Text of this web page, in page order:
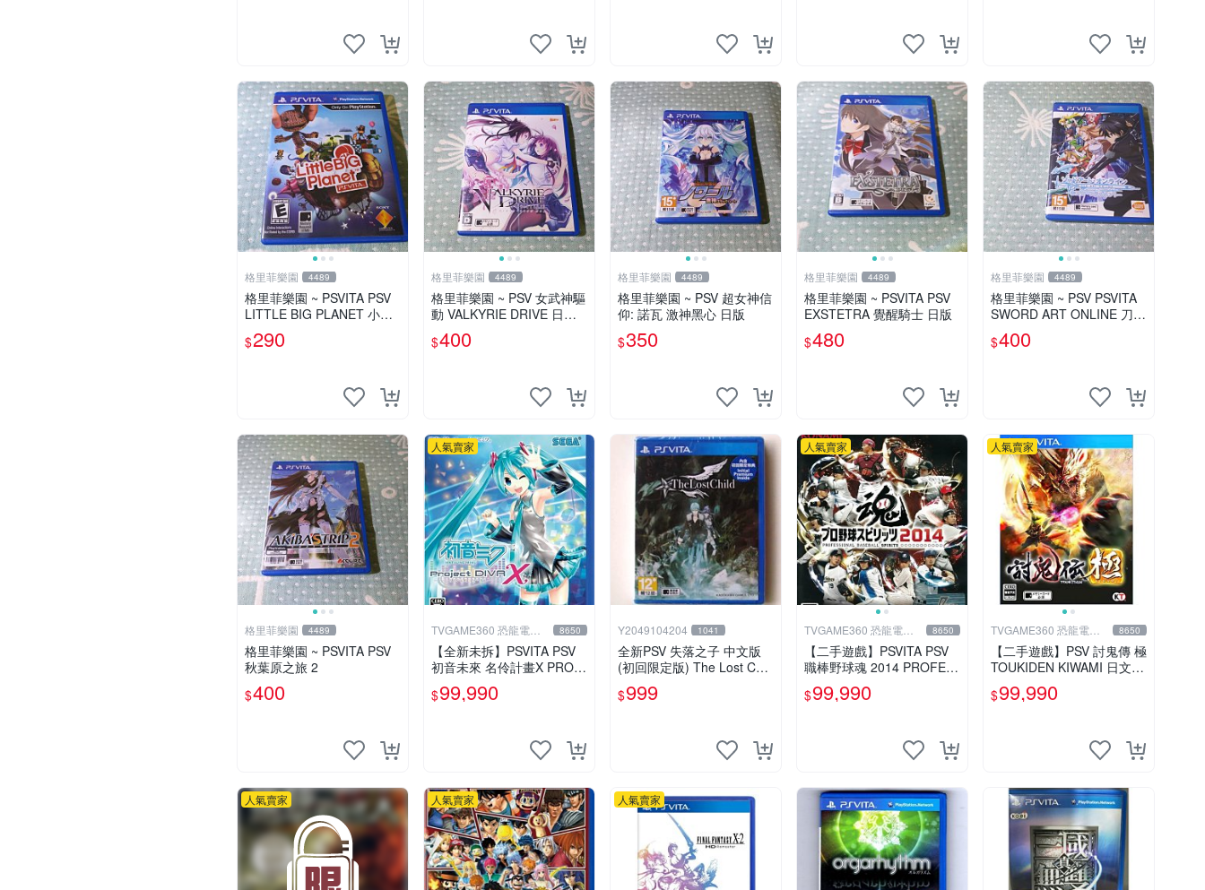
格里菲樂園 4489
格里菲樂園 ~ PSVITA PSV
LITTLE BIG PLANET 小小
大星球 美版
$290
格里菲樂園 4489
格里菲樂園 ~ PSV 女武神驅
動 VALKYRIE DRIVE 日文
$400
格里菲樂園 4489
格里菲樂園 ~ PSV 超女神信
仰: 諾瓦 激神黑心 日版
$350
格里菲樂園 4489
格里菲樂園 ~ PSVITA PSV
EXSTETRA 覺醒騎士 日版
$480
格里菲樂園 4489
格里菲樂園 ~ PSV PSVITA
SWORD ART ONLINE 刀劍
神域 虛空斷章 日文版
$400
格里菲樂園 4489
格里菲樂園 ~ PSVITA PSV
秋葉原之旅 2
$400
人氣賣家
TVGAME360 恐龍電玩- 8650
【全新未拆】PSVITA PSV
初音未來 名伶計畫X PROJ
ECT DIVA X 日文版【台中
恐龍電玩】
$99,990
Y2049104204 1041
全新PSV 失落之子 中文版
(初回限定版) The Lost Chil
$999
人氣賣家
TVGAME360 恐龍電玩- 8650
【二手遊戲】PSVITA PSV
職棒野球魂 2014 PROFES
SIONAL BASEBALL 2014
日文版
$99,990
人氣賣家
TVGAME360 恐龍電玩- 8650
【二手遊戲】PSV 討鬼傳 極
TOUKIDEN KIWAMI 日文版
【台中恐龍電玩】
$99,990
人氣賣家 人氣賣家 人氣賣家